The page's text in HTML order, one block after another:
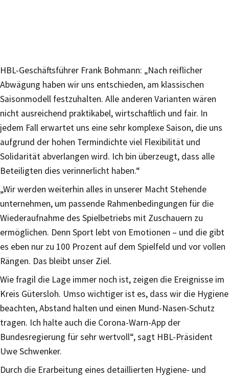
HBL-Geschäftsführer Frank Bohmann: „Nach reiflicher
Abwägung haben wir uns entschieden, am klassischen
Saisonmodell festzuhalten. Alle anderen Varianten wären
nicht ausreichend praktikabel, wirtschaftlich und fair. In
jedem Fall erwartet uns eine sehr komplexe Saison, die uns
aufgrund der hohen Termindichte viel Flexibilität und
Solidarität abverlangen wird. Ich bin überzeugt, dass alle
Beteiligten dies verinnerlicht haben.“
„Wir werden weiterhin alles in unserer Macht Stehende
unternehmen, um passende Rahmenbedingungen für die
Wiederaufnahme des Spielbetriebs mit Zuschauern zu
ermöglichen. Denn Sport lebt von Emotionen – und die gibt
es eben nur zu 100 Prozent auf dem Spielfeld und vor vollen
Rängen. Das bleibt unser Ziel.
Wie fragil die Lage immer noch ist, zeigen die Ereignisse im
Kreis Gütersloh. Umso wichtiger ist es, dass wir die Hygiene
beachten, Abstand halten und einen Mund-Nasen-Schutz
tragen. Ich halte auch die Corona-Warn-App der
Bundesregierung für sehr wertvoll“, sagt HBL-Präsident
Uwe Schwenker.
Durch die Erarbeitung eines detaillierten Hygiene- und